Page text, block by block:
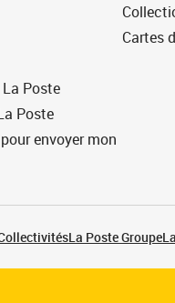
Poste
Poste
envoyer mon
Cartes
La Poste Groupe